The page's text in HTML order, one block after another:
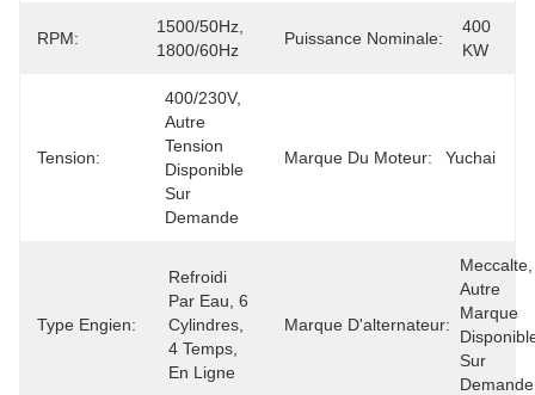
RPM:
1500/50Hz,
1800/60Hz
Puissance Nominale:
400
KW
Tension:
400/230V,
Autre
Tension
Disponible
Sur
Demande
Marque Du Moteur: Yuchai
Type Engien:
Refroidi
Par Eau, 6
Cylindres,
4 Temps,
En Ligne
Marque D'alternateur:
Meccalte,
Autre
Marque
Sur
Demande